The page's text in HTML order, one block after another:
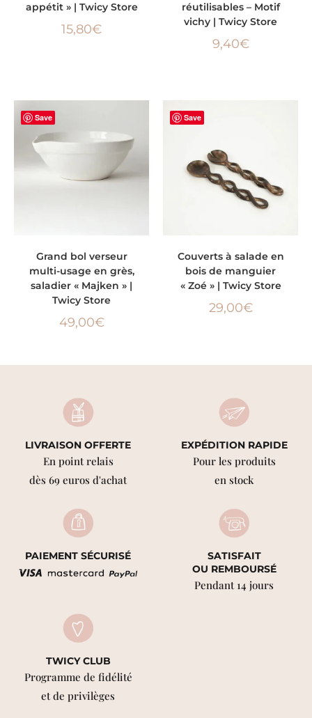
appétit » | Twicy Store
15,80€
réutilisables – Motif
vichy | Twicy Store
9,40€
Save
Grand bol verseur
multi-usage en grès,
saladier « Majken » |
Twicy Store
49,00€
Save
Couverts à salade en
bois de manguier
« Zoé » | Twicy Store
29,00€
LIVRAISON OFFERTE
En point relais
dès 69 euros d'achat
EXPÉDITION RAPIDE
Pour les produits
en stock
PAIEMENT SÉCURISÉ
SATISFAIT
OU REMBOURSÉ
Pendant 14 jours
TWICY CLUB
Programme de fidélité
et de privilèges